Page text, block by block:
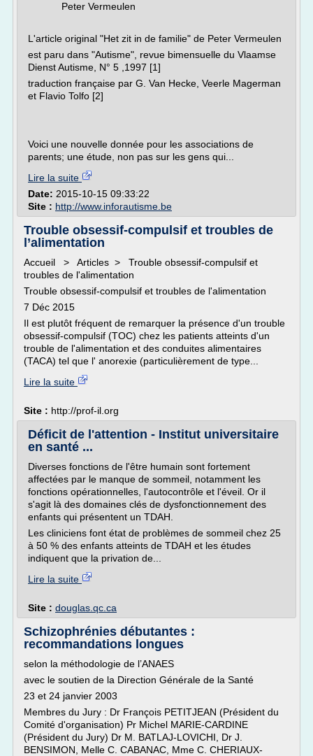
Peter Vermeulen
L'article original "Het zit in de familie" de Peter Vermeulen
est paru dans "Autisme", revue bimensuelle du Vlaamse
Dienst Autisme, N° 5 ,1997 [1]
traduction française par G. Van Hecke, Veerle Magerman
et Flavio Tolfo [2]
Voici une nouvelle donnée pour les associations de
parents; une étude, non pas sur les gens qui...
Lire la suite
Date: 2015-10-15 09:33:22
Site : http://www.inforautisme.be
Trouble obsessif-compulsif et troubles de
l’alimentation
Accueil > Articles > Trouble obsessif-compulsif et
troubles de l'alimentation
Trouble obsessif-compulsif et troubles de l'alimentation
7 Déc 2015
Il est plutôt fréquent de remarquer la présence d'un trouble
obsessif-compulsif (TOC) chez les patients atteints d'un
trouble de l'alimentation et des conduites alimentaires
(TACA) tel que l' anorexie (particulièrement de type...
Lire la suite
Site : http://prof-il.org
Déficit de l'attention - Institut universitaire
en santé ...
Diverses fonctions de l'être humain sont fortement
affectées par le manque de sommeil, notamment les
fonctions opérationnelles, l'autocontrôle et l'éveil. Or il
s'agit là des domaines clés de dysfonctionnement des
enfants qui présentent un TDAH.
Les cliniciens font état de problèmes de sommeil chez 25
à 50 % des enfants atteints de TDAH et les études
indiquent que la privation de...
Lire la suite
Site : douglas.qc.ca
Schizophrénies débutantes :
recommandations longues
selon la méthodologie de l’ANAES
avec le soutien de la Direction Générale de la Santé
23 et 24 janvier 2003
Membres du Jury : Dr François PETITJEAN (Président du
Comité d'organisation) Pr Michel MARIE-CARDINE
(Président du Jury) Dr M. BATLAJ-LOVICHI, Dr J.
BENSIMON, Melle C. CABANAC, Mme C. CHERIAUX-